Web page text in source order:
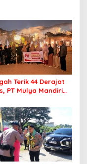
Terik 44 Derajat
PT Mulya Mandiri
Tetap Sehat dan
Beribadah